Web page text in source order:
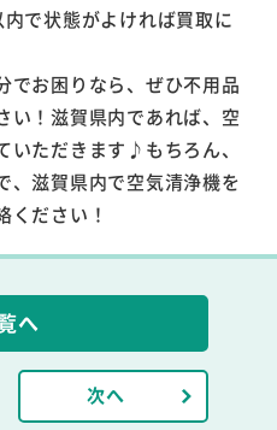
で状態がよければ買取に
でお困りなら、ぜひ不用品
い！滋賀県内であれば、空
いただきます♪もちろん、
、滋賀県内で空気清浄機を
ください！
へ
次へ